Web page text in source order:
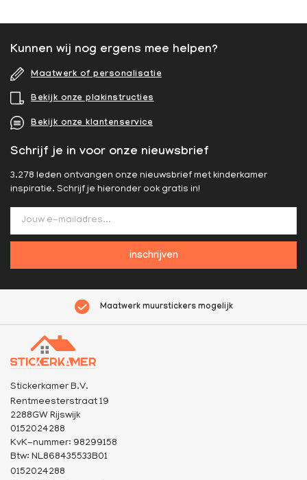
Kunnen wij nog ergens mee helpen?
Maatwerk of personalisatie
Bekijk onze plakinstructies
Bekijk onze klantenservice
Schrijf je in voor onze nieuwsbrief
3.278 leden ontvangen onze nieuwsbrief met kinderkamer
inspiratie. Schrijf je hieronder ook gratis in!
inschrijven
Maatwerk muurstickers mogelijk
Stickerkamer B.V.
Rentmeesterstraat 19
2288GW Rijswijk
0152024288
KvK-nummer: 98299158
Btw: NL868435533B01
0152024288